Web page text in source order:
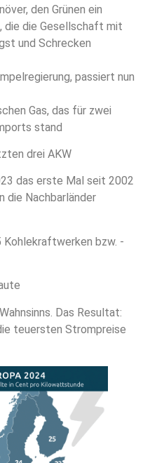
den Grünen ein
die die Gesellschaft mit
und Schrecken
passiert nun
Gas, das für zwei
stand
drei AKW
das erste Mal seit 2002
die Nachbarländer
Kohlekraftwerken bzw. -
Das Resultat:
teuersten Strompreise